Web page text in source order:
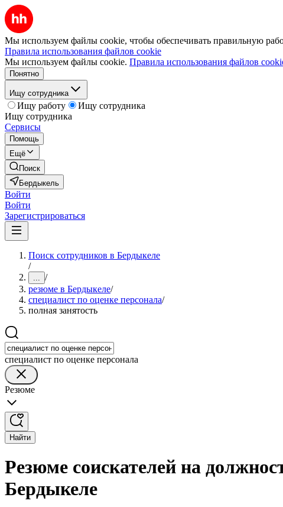
Мы используем файлы cookie, чтобы обеспечивать правильную
Правила использования файлов cookie
Мы используем файлы cookie. Правила использования файлов
Понятно
Ищу сотрудника
Ищу работу
Ищу сотрудника
Ищу сотрудника
Сервисы
Помощь
Ещё
Поиск
Бердыкель
Войти
Войти
Зарегистрироваться
Поиск сотрудников в Бердыкеле
/
... /
резюме в Бердыкеле/
специалист по оценке персонала/
полная занятость
специалист по оценке персонала
Резюме
Найти
Резюме соискателей на
Бердыкеле